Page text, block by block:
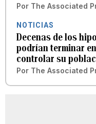
Por The Associated
NOTICIAS
Decenas de los
podrían terminar
controlar su
Por The Associated